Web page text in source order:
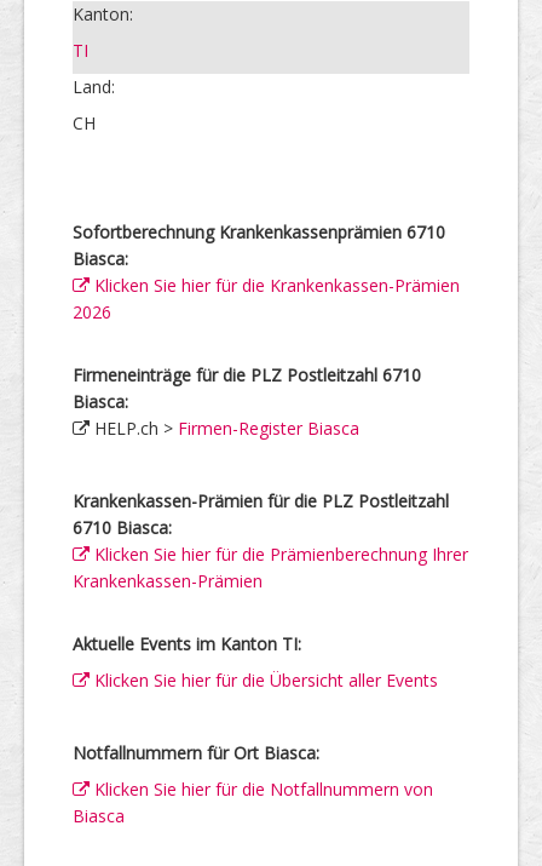
Kanton:
TI
Land:
CH
Sofortberechnung Krankenkassenprämien 6710
Biasca:
Klicken Sie hier für die Krankenkassen-Prämien
2026
Firmeneinträge für die PLZ Postleitzahl 6710
Biasca:
HELP.ch > Firmen-Register Biasca
Krankenkassen-Prämien für die PLZ Postleitzahl
6710 Biasca:
Klicken Sie hier für die Prämienberechnung Ihrer
Krankenkassen-Prämien
Aktuelle Events im Kanton TI:
Klicken Sie hier für die Übersicht aller Events
Notfallnummern für Ort Biasca:
Klicken Sie hier für die Notfallnummern von
Biasca